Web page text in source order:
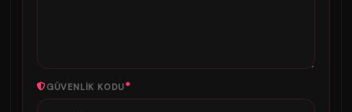
GÜVENLIK KODU*